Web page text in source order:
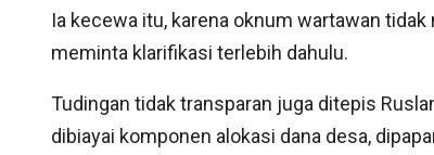
Ia kecewa itu, karena oknum wartawan
meminta klarifikasi terlebih dahulu.
Tudingan tidak transparan juga ditepis
dibiayai komponen alokasi dana desa,